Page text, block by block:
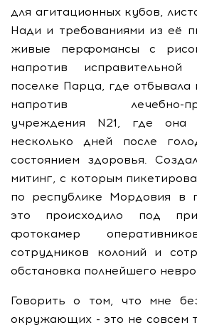
для агитационных кубов,
Нади и требованиями из её
живые перфомансы с
напротив
поселке Парца, где отбывала
напротив лечебно-
учреждения N21, где она
несколько дней после
состоянием здоровья.
митинг, с которым
по республике Мордовия в
это происходило под
фотокамер
сотрудников колоний и
обстановка полнейшего
Говорить о том, что мне
окружающих - это не совсем